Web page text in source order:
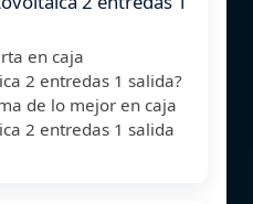
en caja
2 entredas 1 salida?
de lo mejor en caja
2 entredas 1 salida